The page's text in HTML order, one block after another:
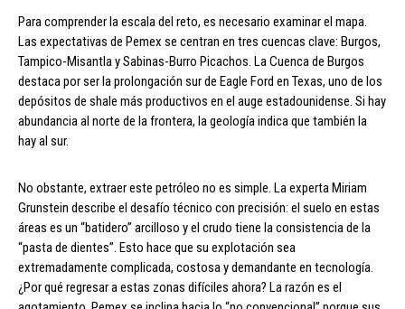
Para comprender la escala del reto, es necesario examinar el mapa.
Las expectativas de Pemex se centran en tres cuencas clave: Burgos,
Tampico-Misantla y Sabinas-Burro Picachos. La Cuenca de Burgos
destaca por ser la prolongación sur de Eagle Ford en Texas, uno de los
depósitos de shale más productivos en el auge estadounidense. Si hay
abundancia al norte de la frontera, la geología indica que también la
hay al sur.
No obstante, extraer este petróleo no es simple. La experta Miriam
Grunstein describe el desafío técnico con precisión: el suelo en estas
áreas es un “batidero” arcilloso y el crudo tiene la consistencia de la
“pasta de dientes”. Esto hace que su explotación sea
extremadamente complicada, costosa y demandante en tecnología.
¿Por qué regresar a estas zonas difíciles ahora? La razón es el